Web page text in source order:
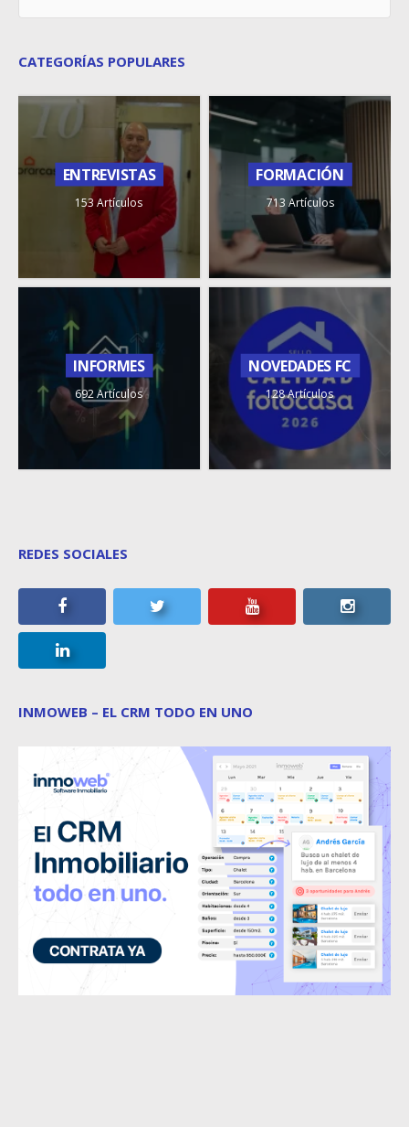
CATEGORÍAS POPULARES
ENTREVISTAS
153 Artículos
FORMACIÓN
713 Artículos
INFORMES
692 Artículos
NOVEDADES FC
128 Artículos
REDES SOCIALES
INMOWEB – EL CRM TODO EN UNO